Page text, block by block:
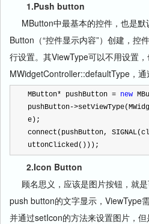
1.Push button
MButton中最基本的控件，也是默
Button（“控件显示内容”）创建，控
行设置。其ViewType可以不用设置
MWidgetController::defaultType，通
MButton* pushButton = new
pushButton->
e);
connect(pushButton,
uttonClicked()));
2.Icon Button
顾名思义，应该是图片按钮，就是
push button的文字显示，ViewType
并通过setIcon的方法来设置图片，